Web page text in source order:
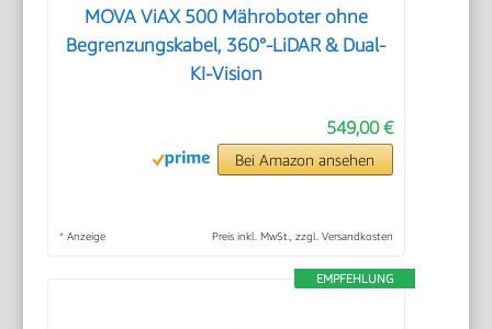
MOVA ViAX 500 Mähroboter ohne
Begrenzungskabel, 360°-LiDAR & Dual-
KI-Vision
549,00 €
Bei Amazon ansehen
* Anzeige Preis inkl. MwSt., zzgl. Versandkosten
EMPFEHLUNG